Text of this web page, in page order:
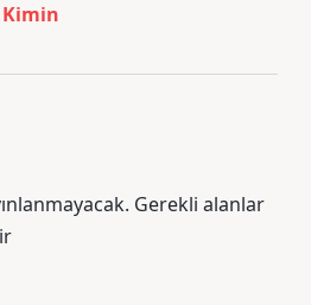
Gerekli alanlar